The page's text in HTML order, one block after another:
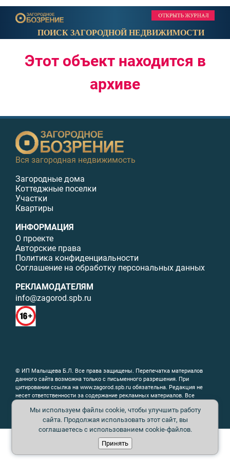
ПОИСК ЗАГОРОДНОЙ НЕДВИЖИМОСТИ
Этот объект находится в
архиве
Вся загородная недвижимость
Загородные дома
Коттеджные поселки
Участки
Квартиры
ИНФОРМАЦИЯ
О проекте
Авторские права
Политика конфиденциальности
Соглашение на обработку персональных данных
РЕКЛАМОДАТЕЛЯМ
info@zagorod.spb.ru
© ИП Малыщева Б.Л. Все права защищены. Перепечатка материалов
данного сайта возможна только с письменного разрешения. При
цитировании ссылка на www.zagorod.spb.ru обязательна. Редакция не
несет ответственности за содержание рекламных материалов. Все
лицензии. Перепечатка любых материалов без письменного согласия
издателя запрещена.
Мы используем файлы cookie, чтобы улучшить работу
сайта. Продолжая использовать этот сайт, вы
соглашаетесь с использованием cookie-файлов.
Принять